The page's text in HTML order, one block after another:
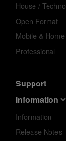
House / Techno
Open Format
Mobile & Home
Professional
Support
Information
Information
Release Notes